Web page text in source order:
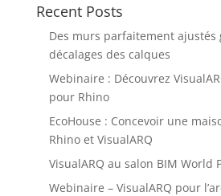
Recent Posts
Des murs parfaitement ajustés
décalages des calques
Webinaire : Découvrez
pour Rhino
EcoHouse : Concevoir une
Rhino et VisualARQ
VisualARQ au salon BIM World
Webinaire – VisualARQ pour